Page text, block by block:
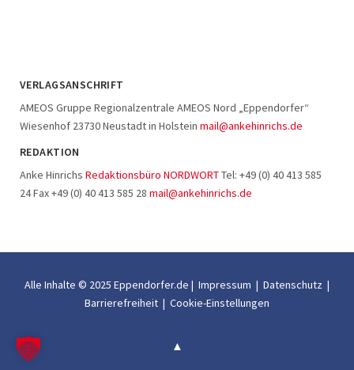
VERLAGSANSCHRIFT
AMEOS Gruppe Regionalzentrale AMEOS Nord „Eppendorfer“
Wiesenhof 23730 Neustadt in Holstein mail@ankehinrichs.de
REDAKTION
Anke Hinrichs Redaktionsbüro NORDWORTTel: +49 (0) 40 413 585
24 Fax +49 (0) 40 413 585 28 mail@ankehinrichs.de
Alle Inhalte © 2025 Eppendorfer.de | Impressum | Datenschutz |
Barrierefreiheit | Cookie-Einstellungen